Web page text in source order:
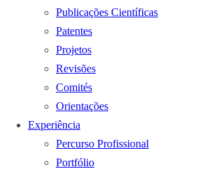
Publicações Científicas
Patentes
Projetos
Revisões
Comités
Orientações
Experiência
Percurso Profissional
Portfólio